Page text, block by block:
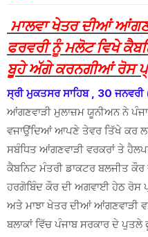
ਮਾਲਵਾ ਖੇਤਰ ਦੀਆਂ
ਫਰਵਰੀ ਨੂੰ ਮਲੋਟ ਵਿਖੇ
ਬੂਹੇ ਅੱਗੇ ਕਰਨਗੀਆਂ ਰੋਸ
ਸ੍ਰੀ ਮੁਕਤਸਰ ਸਾਹਿਬ , 30 ਜਨਵਰੀ
ਆਂਗਣਵਾੜੀ ਮੁਲਾਜ਼ਮ ਯੂਨੀਅਨ ਨੇ
ਵਜਾਉਂਦਿਆਂ ਆਪਣੇ ਤੇਵਰ ਤਿੱਖੇ ਕਰ
ਸਬੰਧਿਤ ਆਂਗਣਵਾੜੀ ਵਰਕਰਾਂ ਤੇ
ਕੈਬਨਿਟ ਮੰਤਰੀ ਡਾਕਟਰ ਬਲਜੀਤ
ਹਰਗੋਬਿੰਦ ਕੌਰ ਦੀ ਅਗਵਾਈ ਹੇਠ
ਅਤੇ ਮਾਝਾ ਖੇਤਰ ਦੀਆਂ ਆਂਗਣਵਾੜੀ
ਬਲਾਕਾਂ ਵਿੱਚ ਪੰਜਾਬ ਸਰਕਾਰ ਦੇ